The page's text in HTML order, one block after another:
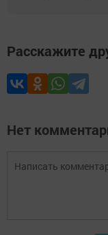
Расскажите
Нет